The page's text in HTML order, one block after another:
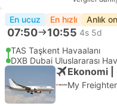
En ucuz En hızlı Anlık
07:50 10:55 4s 5d
TAS Taşkent Havaalanı
DXB Dubai Uluslararası
Ekonomi |
My Freighter